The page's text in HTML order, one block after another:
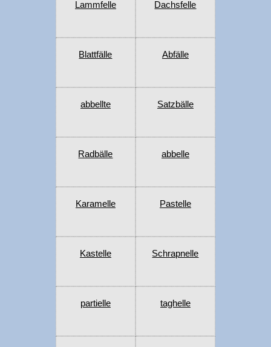
Lammfelle Dachsfelle
Blattfälle Abfälle
abbellte Satzbälle
Radbälle abbelle
Karamelle Pastelle
Kastelle Schrapnelle
partielle taghelle